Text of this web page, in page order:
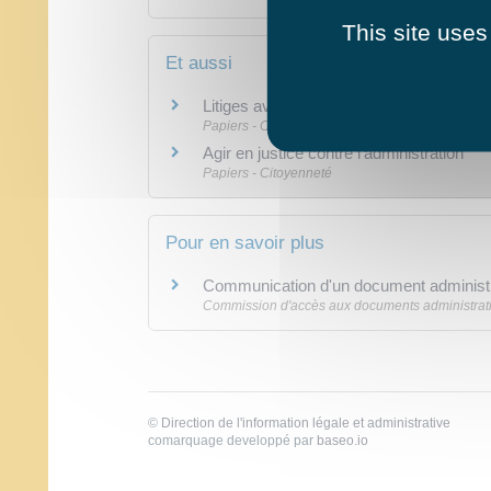
Et aussi
Litiges avec l'administration : recours
Papiers - Citoyenneté
Agir en justice contre l'administration
Papiers - Citoyenneté
Pour en savoir plus
Communication d'un document
Commission d'accès aux documents
© Direction de l'information légale et administrative
comarquage developpé par baseo.io
This site